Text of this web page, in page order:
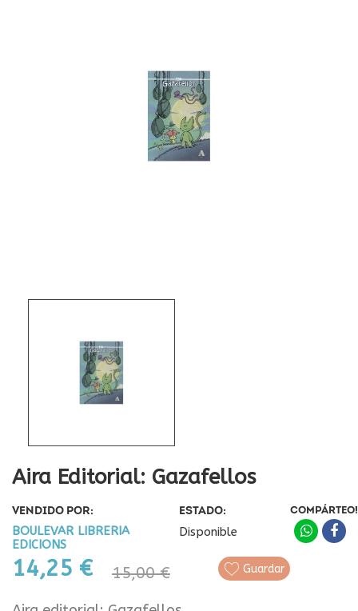
Aira Editorial: Gazafellos
VENDIDO POR:
BOULEVAR LIBRERIA
EDICIONS
ESTADO:
Disponible
14,25 € 15,00 €
COMPÁRTEO!
Guardar